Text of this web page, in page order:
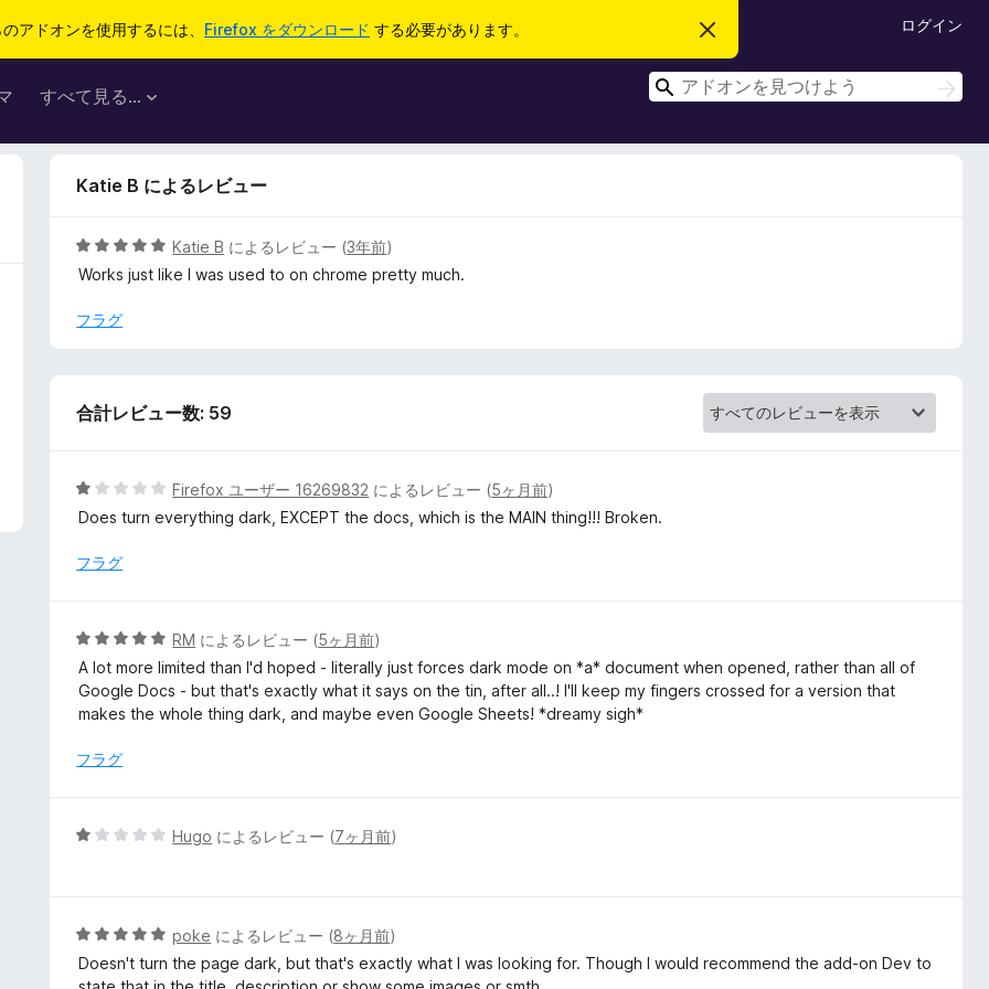
アドオンを使用するには、 Firefox をダウンロード する必要があります。
こ
お
知
ら
すべて見る...
ログイン
検
検
索
Katie B によるレビュー
5
段
中
価
Katie B によるレビュー (3年前)
Works just like I was used to on chrome pretty much.
フラグ
合計レビュー数: 59
5
段
中
評
価
Firefox ユーザー 16269832 によるレビュー (5ヶ月前)
Does turn everything dark, EXCEPT the docs, which is the MAIN thing!!! Broken.
フラグ
5
段
階
中
の
RM によるレビュー (5ヶ月前)
A lot more limited than I'd hoped - literally just forces dark mode on *a* document when opened, rather than all of
Google Docs - but that's exactly what it says on the tin, after all..! I'll keep my fingers crossed for a version that
makes the whole thing dark, and maybe even Google Sheets! *dreamy sigh*
フラグ
5
1
評
Hugo によるレビュー (7ヶ月前)
5
段
階
poke によるレビュー (8ヶ月前)
Doesn't turn the page dark, but that's exactly what I was looking for. Though I would recommend the add-on Dev to